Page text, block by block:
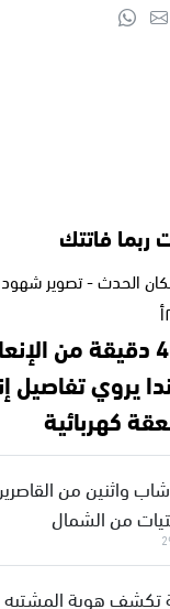
ربما فاتتك
بعد 40 دقيقة من
يروي تفاصيل
كهربائية
واثنين من
من الشمال
تكشف هوية